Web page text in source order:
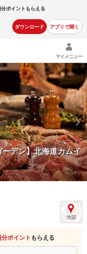
ポイントもらえる
ダウンロード アプリで開く
マイメニュー
デン】北海道カムイ
分ポイント もらえる